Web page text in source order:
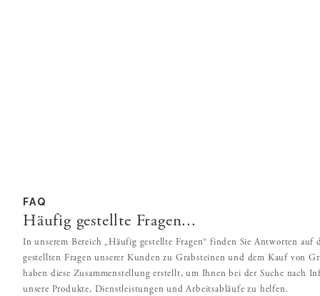
FAQ
Häufig gestellte Fragen...
In unserem Bereich „Häufig gestellte Fragen“ finden Sie Antworten auf
gestellten Fragen unserer Kunden zu Grabsteinen und dem Kauf von
haben diese Zusammenstellung erstellt, um Ihnen bei der Suche nach
unsere Produkte, Dienstleistungen und Arbeitsabläufe zu helfen.